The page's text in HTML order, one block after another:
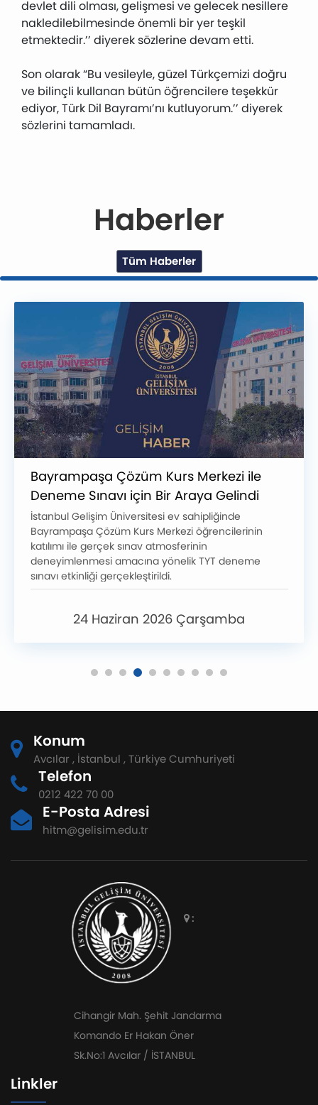
devlet dili olması, gelişmesi ve gelecek nesillere
nakledilebilmesinde önemli bir yer teşkil
etmektedir.’’ diyerek sözlerine devam etti.
Son olarak “Bu vesileyle, güzel Türkçemizi doğru
ve bilinçli kullanan bütün öğrencilere teşekkür
ediyor, Türk Dil Bayramı’nı kutluyorum.’’ diyerek
sözlerini tamamladı.
Haberler
Tüm Haberler
Bayrampaşa Çözüm Kurs Merkezi ile
Deneme Sınavı için Bir Araya Gelindi
İstanbul Gelişim Üniversitesi ev sahipliğinde
Bayrampaşa Çözüm Kurs Merkezi öğrencilerinin
katılımı ile gerçek sınav atmosferinin
deneyimlenmesi amacına yönelik TYT deneme
sınavı etkinliği gerçekleştirildi.
24 Haziran 2026 Çarşamba
Konum
Avcılar , İstanbul , Türkiye Cumhuriyeti
Telefon
0212 422 70 00
E-Posta Adresi
hitm@gelisim.edu.tr
:
Cihangir Mah. Şehit Jandarma
Komando Er Hakan Öner
Sk.No:1 Avcılar / İSTANBUL
Linkler